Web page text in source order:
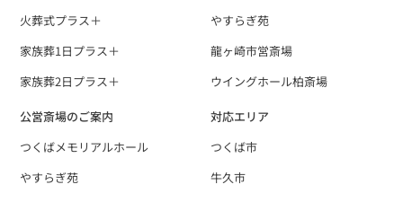
火葬式プラス＋
家族葬1日プラス＋
家族葬2日プラス＋
やすらぎ苑
龍ヶ崎市営斎場
ウイングホール柏斎場
公営斎場のご案内
つくばメモリアルホール
やすらぎ苑
対応エリア
つくば市
牛久市